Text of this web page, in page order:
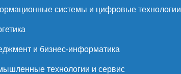
системы и цифровые технологии
и бизнес-информатика
технологии и сервис